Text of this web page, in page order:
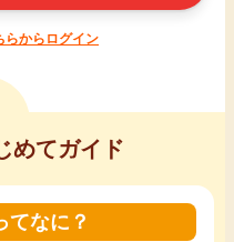
らからログイン
めてガイド
てなに？